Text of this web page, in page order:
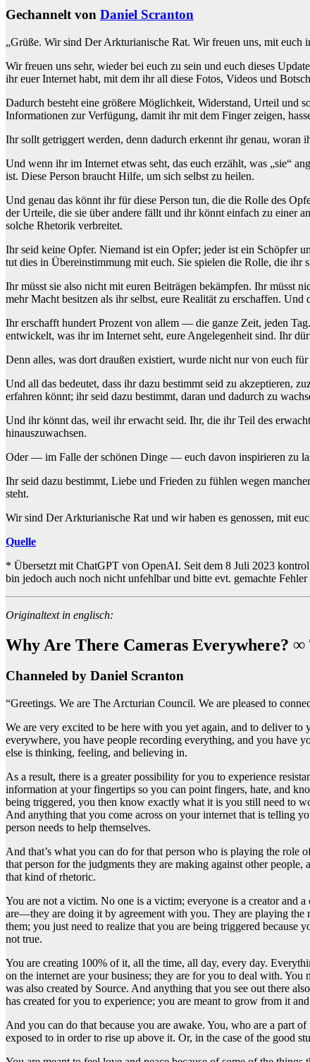
Gechannelt von Daniel Scranton
„Grüße. Wir sind Der Arkturianische Rat. Wir freuen uns, mit euch
Wir freuen uns sehr, wieder bei euch zu sein und euch dieses
ihr euer Internet habt, mit dem ihr all diese Fotos, Videos und
Dadurch besteht eine größere Möglichkeit, Widerstand, Urteil und
Informationen zur Verfügung, damit ihr mit dem Finger zeigen,
Ihr sollt getriggert werden, denn dadurch erkennt ihr genau, woran
Und wenn ihr im Internet etwas seht, das euch erzählt, was „sie“
ist. Diese Person braucht Hilfe, um sich selbst zu heilen.
Und genau das könnt ihr für diese Person tun, die die Rolle des
der Urteile, die sie über andere fällt und ihr könnt einfach zu einer
solche Rhetorik verbreitet.
Ihr seid keine Opfer. Niemand ist ein Opfer; jeder ist ein Schöpfer
tut dies in Übereinstimmung mit euch. Sie spielen die Rolle, die ihr
Ihr müsst sie also nicht mit euren Beiträgen bekämpfen. Ihr müsst
mehr Macht besitzen als ihr selbst, eure Realität zu erschaffen.
Ihr erschafft hundert Prozent von allem — die ganze Zeit, jeden
entwickelt, was ihr im Internet seht, eure Angelegenheit sind. Ihr
Denn alles, was dort draußen existiert, wurde nicht nur von euch
Und all das bedeutet, dass ihr dazu bestimmt seid zu akzeptieren,
erfahren könnt; ihr seid dazu bestimmt, daran und dadurch zu
Und ihr könnt das, weil ihr erwacht seid. Ihr, die ihr Teil des
hinauszuwachsen.
Oder — im Falle der schönen Dinge — euch davon inspirieren zu
Ihr seid dazu bestimmt, Liebe und Frieden zu fühlen wegen
steht.
Wir sind Der Arkturianische Rat und wir haben es genossen, mit
Quelle
* Übersetzt mit ChatGPT von OpenAI. Seit dem 8 Juli 2023
bin jedoch auch noch nicht unfehlbar und bitte evt. gemachte
Originaltext in englisch:
Why Are There Cameras Everywhere?
Channeled by Daniel Scranton
“Greetings. We are The Arcturian Council. We are pleased to
We are very excited to be here with you yet again, and to deliver to
everywhere, you have people recording everything, and you have
else is thinking, feeling, and believing in.
As a result, there is a greater possibility for you to experience
information at your fingertips so you can point fingers, hate, and
being triggered, you then know exactly what it is you still need to
And anything that you come across on your internet that is telling
person needs to help themselves.
And that’s what you can do for that person who is playing the
that person for the judgments they are making against other
that kind of rhetoric.
You are not a victim. No one is a victim; everyone is a creator
are—they are doing it by agreement with you. They are playing the
them; you just need to realize that you are being triggered
not true.
You are creating 100% of it, all the time, all day, every day.
on the internet are your business; they are for you to deal with.
was also created by Source. And anything that you see out there
has created for you to experience; you are meant to grow from it
And you can do that because you are awake. You, who are a part
exposed to in order to rise up above it. Or, in the case of the good